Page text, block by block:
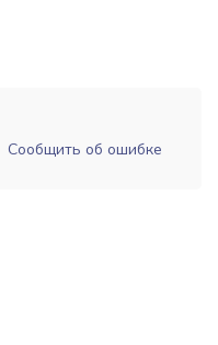
Сообщить об ошибке